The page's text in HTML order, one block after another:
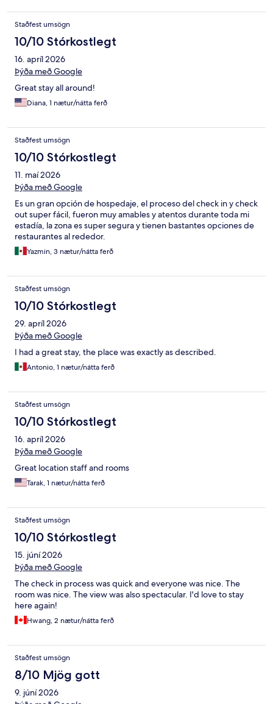
Staðfest umsögn
10/10 Stórkostlegt
16. apríl 2026
Þýða með Google
Great stay all around!
Diana, 1 nætur/nátta ferð
Staðfest umsögn
10/10 Stórkostlegt
11. maí 2026
Þýða með Google
Es un gran opción de hospedaje, el proceso del check in y check
out super fácil, fueron muy amables y atentos durante toda mi
estadía, la zona es super segura y tienen bastantes opciones de
restaurantes al rededor.
Yazmin, 3 nætur/nátta ferð
Staðfest umsögn
10/10 Stórkostlegt
29. apríl 2026
Þýða með Google
I had a great stay, the place was exactly as described.
Antonio, 1 nætur/nátta ferð
Staðfest umsögn
10/10 Stórkostlegt
16. apríl 2026
Þýða með Google
Great location staff and rooms
Tarak, 1 nætur/nátta ferð
Staðfest umsögn
10/10 Stórkostlegt
15. júní 2026
Þýða með Google
The check in process was quick and everyone was nice. The
room was nice. The view was also spectacular. I'd love to stay
here again!
Hwang, 2 nætur/nátta ferð
Staðfest umsögn
8/10 Mjög gott
9. júní 2026